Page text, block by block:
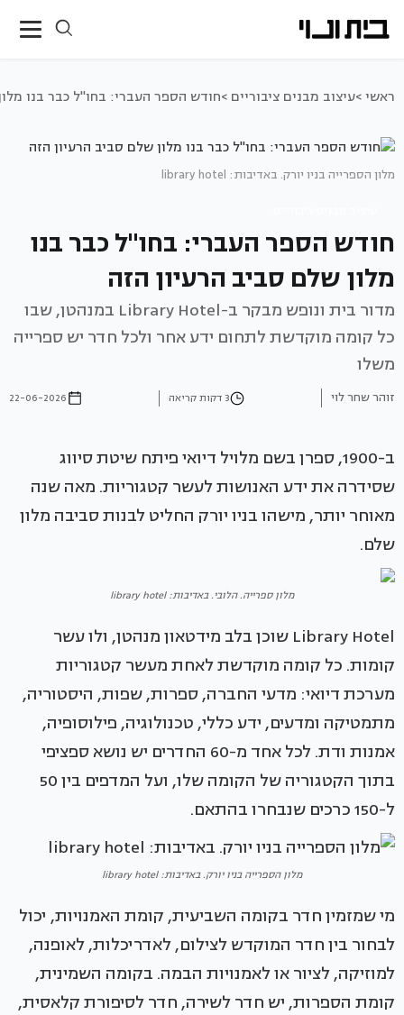
ראשי >עיצוב מבנים ציבוריים >חודש הספר העברי: בחו"ל כבר בנו
מלון הספרייה בניו יורק. באדיבות: library hotel
חודש הספר העברי: בחו"ל כבר בנו
מלון שלם סביב הרעיון הזה
מדור בית ונופש מבקר ב-Library Hotel במנהטן, שבו
כל קומה מוקדשת לתחום ידע אחר ולכל חדר יש ספרייה
משלו
זוהר שחר לוי 3 דקות קריאה 22-06-2026
ב-1900, ספרן בשם מלויל דיואי פיתח שיטת סיווג
שסידרה את ידע האנושות לעשר קטגוריות. מאה שנה
מאוחר יותר, מישהו בניו יורק החליט לבנות סביבה מלון
שלם.
מלון ספרייה. הלובי. באדיבות: library hotel
Library Hotel שוכן בלב מידטאון מנהטן, ולו עשר
קומות. כל קומה מוקדשת לאחת מעשר קטגוריות
מערכת דיואי: מדעי החברה, ספרות, שפות, היסטוריה,
מתמטיקה ומדעים, ידע כללי, טכנולוגיה, פילוסופיה,
אמנות ודת. לכל אחד מ-60 החדרים יש נושא ספציפי
בתוך הקטגוריה של הקומה שלו, ועל המדפים בין 50
ל-150 כרכים שנבחרו בהתאם.
מלון הספרייה בניו יורק. באדיבות: library hotel
מי שמזמין חדר בקומה השביעית, קומת האמנויות, יכול
לבחור בין חדר המוקדש לצילום, לאדריכלות, לאופנה,
למוזיקה, לציור או לאמנויות הבמה. בקומה השמינית,
קומת הספרות, יש חדר לשירה, חדר לסיפורת קלאסית,